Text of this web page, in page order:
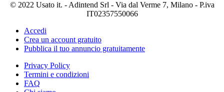
© 2022 Usato it. - Adintend Srl - Via dal Verme 7, Milano - P.iva
IT02357550066
Accedi
Crea un account gratuito
Pubblica il tuo annuncio gratuitamente
Privacy Policy
Termini e condizioni
FAQ